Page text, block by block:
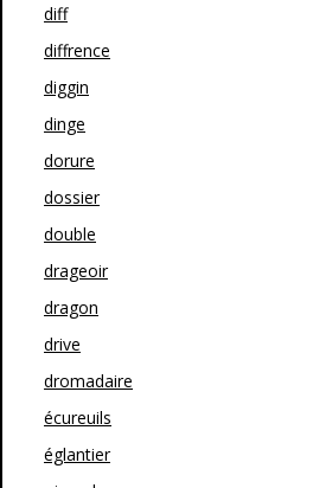
diff
diffrence
diggin
dinge
dorure
dossier
double
drageoir
dragon
drive
dromadaire
écureuils
églantier